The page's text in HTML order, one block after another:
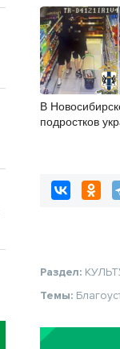
В
подростков
Раздел:
Темы: